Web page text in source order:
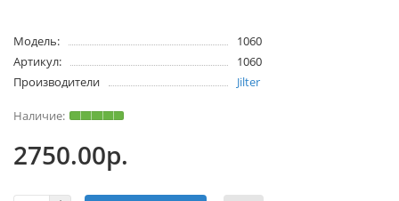
Модель:
1060
Артикул:
1060
Производители
Jilter
2750.00р.